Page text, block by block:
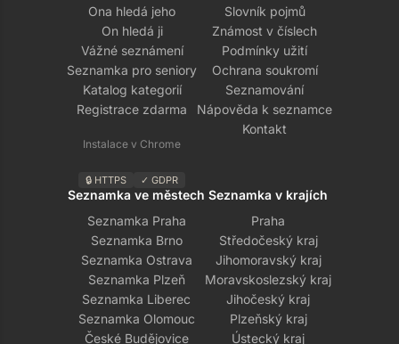
Ona hledá jeho
On hledá ji
Vážné seznámení
Seznamka pro seniory
Katalog kategorií
Registrace zdarma
Instalace v Chrome
🔒 HTTPS ✓ GDPR
Slovník pojmů
Známost v číslech
Podmínky užití
Ochrana soukromí
Seznamování
Nápověda k seznamce
Kontakt
Seznamka ve městech
Seznamka Praha
Seznamka Brno
Seznamka Ostrava
Seznamka Plzeň
Seznamka Liberec
Seznamka Olomouc
České Budějovice
Seznamka v krajích
Praha
Středočeský kraj
Jihomoravský kraj
Moravskoslezský kraj
Jihočeský kraj
Plzeňský kraj
Ústecký kraj